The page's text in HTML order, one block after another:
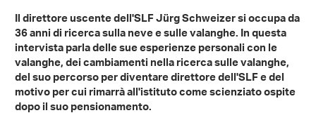
Il direttore uscente dell'SLF Jürg Schweizer si occupa da
36 anni di ricerca sulla neve e sulle valanghe. In questa
intervista parla delle sue esperienze personali con le
valanghe, dei cambiamenti nella ricerca sulle valanghe,
del suo percorso per diventare direttore dell'SLF e del
motivo per cui rimarrà all'istituto come scienziato ospite
dopo il suo pensionamento.